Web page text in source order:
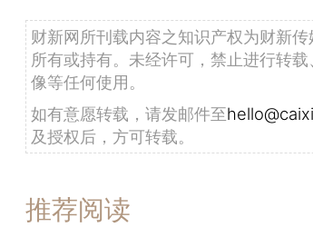
财新网所刊载内容之知识产权为财新
所有或持有。未经许可，禁止进行转
像等任何使用。
如有意愿转载，请发邮件至
及授权后，方可转载。
推荐阅读